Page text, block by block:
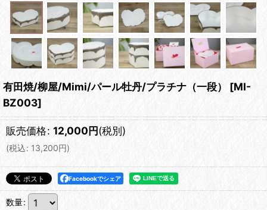
有田焼/柳屋/Mimi/パール牡丹/プラチナ（一段） [MI-
BZ003]
販売価格: 12,000円(税別)
(税込: 13,200円)
Facebookでシェア
数量: